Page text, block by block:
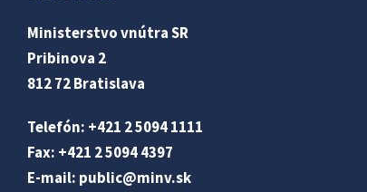
Ministerstvo vnútra SR
Pribinova 2
812 72 Bratislava
Telefón: +421 2 5094 1111
Fax: +421 2 5094 4397
E-mail: public@minv.sk